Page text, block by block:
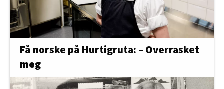
Få norske på Hurtigruta: – Overrasket
meg